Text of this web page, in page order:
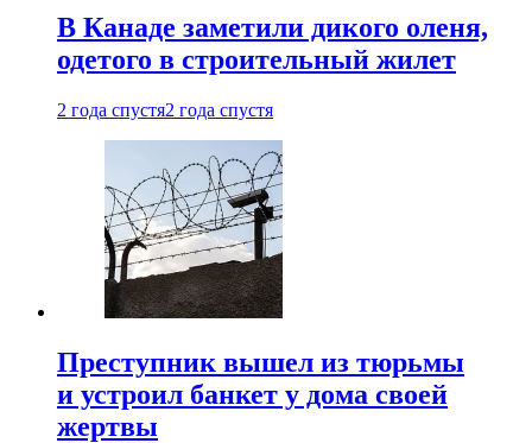
В Канаде заметили дикого оленя,
одетого в строительный жилет
2 года спустя2 года спустя
Преступник вышел из тюрьмы
и устроил банкет у дома своей
жертвы